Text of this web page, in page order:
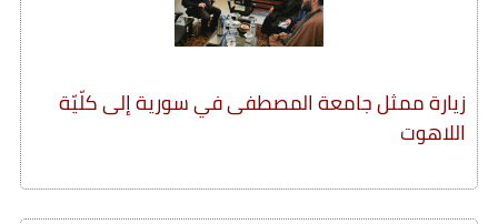
زيارة ممثل جامعة المصطفى في سورية إلى كلّيّة
اللاهوت